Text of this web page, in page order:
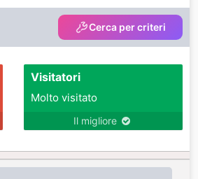
Cerca per criteri
Visitatori
Molto visitato
Il migliore